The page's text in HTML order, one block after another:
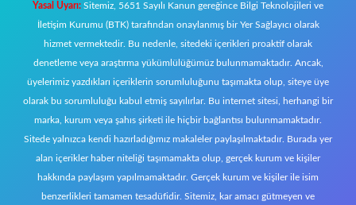
Yasal Uyarı: Sitemiz, 5651 Sayılı Kanun gereğince Bilgi Teknolojileri ve
İletişim Kurumu (BTK) tarafından onaylanmış bir Yer Sağlayıcı olarak
hizmet vermektedir. Bu nedenle, sitedeki içerikleri proaktif olarak
denetleme veya araştırma yükümlülüğümüz bulunmamaktadır. Ancak,
üyelerimiz yazdıkları içeriklerin sorumluluğunu taşımakta olup, siteye üye
olarak bu sorumluluğu kabul etmiş sayılırlar. Bu internet sitesi, herhangi bir
marka, kurum veya şahıs şirketi ile hiçbir bağlantısı bulunmamaktadır.
Sitede yalnızca kendi hazırladığımız makaleler paylaşılmaktadır. Burada yer
alan içerikler haber niteliği taşımamakta olup, gerçek kurum ve kişiler
hakkında paylaşım yapılmamaktadır. Gerçek kurum ve kişiler ile isim
benzerlikleri tamamen tesadüfidir. Sitemiz, kar amacı gütmeyen ve